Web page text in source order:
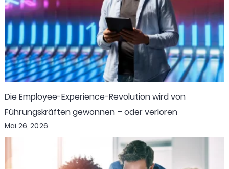
Die Employee-Experience-Revolution wird von
Führungskräften gewonnen – oder verloren
Mai 26, 2026